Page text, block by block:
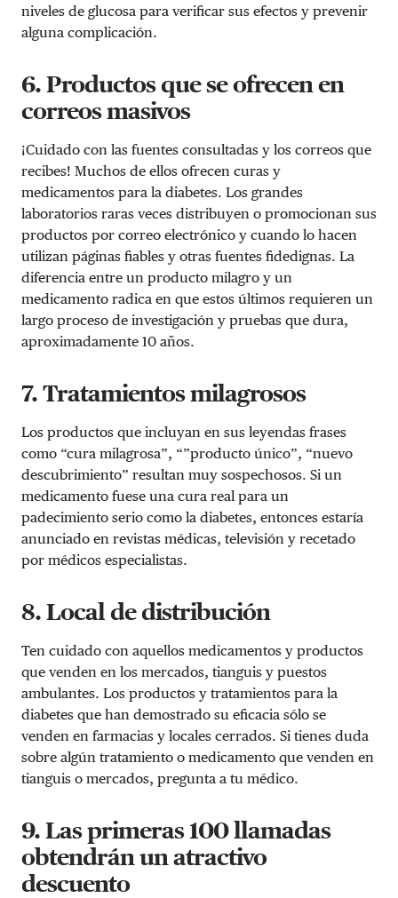
niveles de glucosa para verificar sus efectos y prevenir
alguna complicación.
6. Productos que se ofrecen en
correos masivos
¡Cuidado con las fuentes consultadas y los correos que
recibes! Muchos de ellos ofrecen curas y
medicamentos para la diabetes. Los grandes
laboratorios raras veces distribuyen o promocionan sus
productos por correo electrónico y cuando lo hacen
utilizan páginas fiables y otras fuentes fidedignas. La
diferencia entre un producto milagro y un
medicamento radica en que estos últimos requieren un
largo proceso de investigación y pruebas que dura,
aproximadamente 10 años.
7. Tratamientos milagrosos
Los productos que incluyan en sus leyendas frases
como “cura milagrosa”, “”producto único”, “nuevo
descubrimiento” resultan muy sospechosos. Si un
medicamento fuese una cura real para un
padecimiento serio como la diabetes, entonces estaría
anunciado en revistas médicas, televisión y recetado
por médicos especialistas.
8. Local de distribución
Ten cuidado con aquellos medicamentos y productos
que venden en los mercados, tianguis y puestos
ambulantes. Los productos y tratamientos para la
diabetes que han demostrado su eficacia sólo se
venden en farmacias y locales cerrados. Si tienes duda
sobre algún tratamiento o medicamento que venden en
tianguis o mercados, pregunta a tu médico.
9. Las primeras 100 llamadas
obtendrán un atractivo
descuento